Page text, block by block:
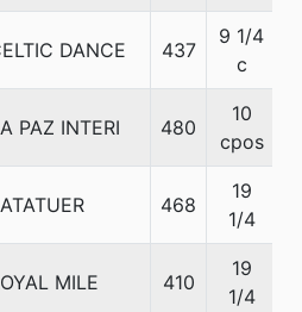
DANCE 437
9 1/4
c
PAZ INTERI 480
10
cpos
468
19
1/4
MILE 410
19
1/4